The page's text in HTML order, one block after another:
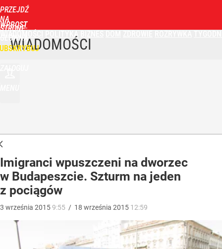
PRZEJDŹ
NA
STRONĘ
GŁÓWNĄ
WPROST
POLITYKA
WIADOMOŚCI
Imigranci wpuszczeni na dworzec
w Budapeszcie. Szturm na jeden
z pociągów
3 września 20159:55 / 18 września 2015 12:59